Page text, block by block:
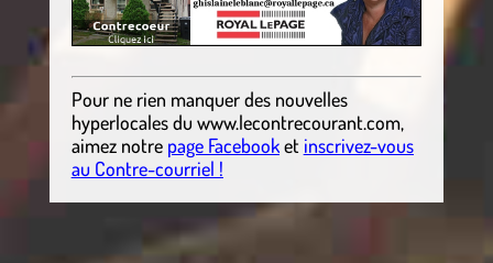
Pour ne rien manquer des nouvelles
hyperlocalesdu www.lecontrecourant.com,
aimez notre page Facebooket inscrivez-vous
au Contre-courriel !